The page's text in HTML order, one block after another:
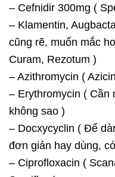
– Cefnidir 300mg (
– Klamentin,
cũng rẽ, muốn mắc
Curam, Rezotum )
– Azithromycin (
– Erythromycin ( Cần
không sao )
– Docxycyclin ( Để
đơn giản hay dùng,
– Ciprofloxacin (